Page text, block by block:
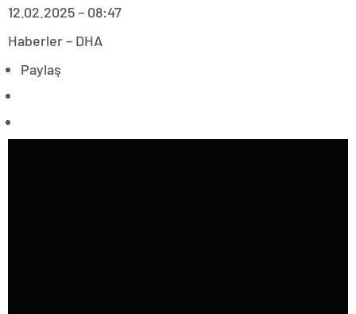
12.02.2025 – 08:47
Haberler – DHA
Paylaş